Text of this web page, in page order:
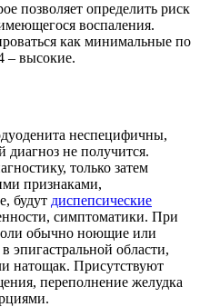
позволяет определить риск
воспаления.
как минимальные по
– высокие.
неспецифичны,
диагноз не получится.
только затем
признаками,
будут диспепсические
симптоматики. При
обычно ноющие или
эпигастральной области,
натощак. Присутствуют
переполнение желудка